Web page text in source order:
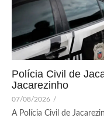
Polícia Civil de
Jacarezinho
07/08/2026 /
A Polícia Civil de